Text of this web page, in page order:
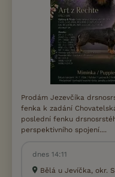
Prodám Jezevčíka
fenka k zadání
poslední fenku
perspektivního spojení....
dnes 14:11
Bělá u Jevíčka, okr.